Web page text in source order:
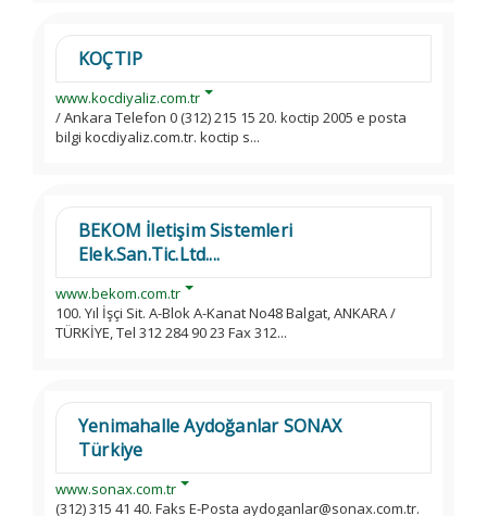
KOÇTIP
www.kocdiyaliz.com.tr
/ Ankara Telefon 0 (312) 215 15 20. koctip 2005 e posta
bilgi kocdiyaliz.com.tr. koctip s...
BEKOM İletişim Sistemleri
Elek.San.Tic.Ltd....
www.bekom.com.tr
100. Yıl İşçi Sit. A-Blok A-Kanat No48 Balgat, ANKARA /
TÜRKİYE, Tel 312 284 90 23 Fax 312...
Yenimahalle Aydoğanlar SONAX
Türkiye
www.sonax.com.tr
(312) 315 41 40. Faks E-Posta aydoganlar@sonax.com.tr.